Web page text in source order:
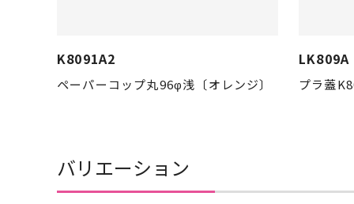
K8091A2
ペーパーコップ丸96φ浅〔オレンジ〕
LK809A
プラ蓋
バリエーション